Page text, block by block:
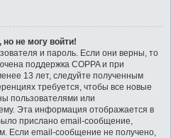
но не могу войти!
и пароль. Если они верны, то
поддержка COPPA и при
13 лет, следуйте полученным
требуется, чтобы все новые
пользователями или
Эта информация отображается в
прислано email-сообщение,
Если email-сообщение не получено,